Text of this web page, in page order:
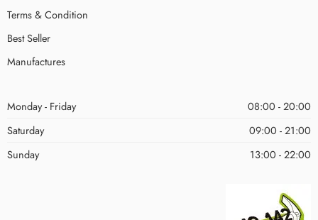
Terms & Condition
Best Seller
Manufactures
Monday - Friday
08:00 - 20:00
Saturday
09:00 - 21:00
Sunday
13:00 - 22:00